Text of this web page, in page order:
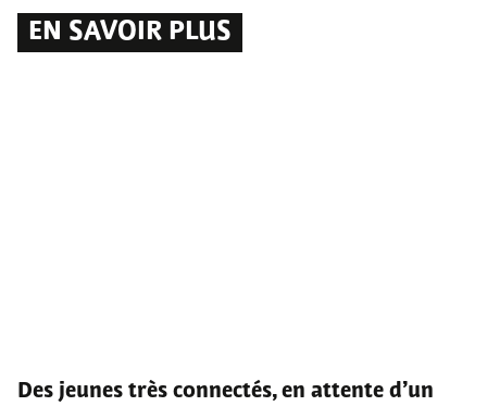
EN SAVOIR PLUS
Des jeunes très connectés, en attente d’un